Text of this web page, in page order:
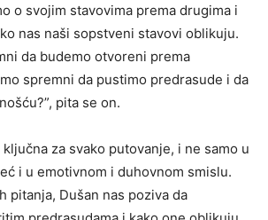
o svojim stavovima prema drugima i
nas naši sopstveni stavovi oblikuju.
da budemo otvoreni prema
spremni da pustimo predrasude i da
pita se on.
za svako putovanje, i ne samo u
i u emotivnom i duhovnom smislu.
pitanja, Dušan nas poziva da